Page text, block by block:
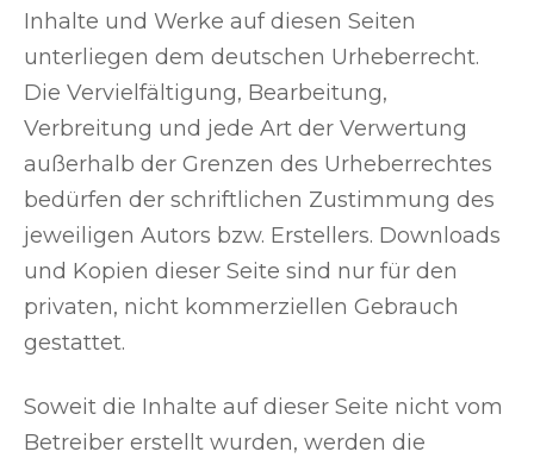
Inhalte und Werke auf diesen Seiten
unterliegen dem deutschen Urheberrecht.
Die Vervielfältigung, Bearbeitung,
Verbreitung und jede Art der Verwertung
außerhalb der Grenzen des Urheberrechtes
bedürfen der schriftlichen Zustimmung des
jeweiligen Autors bzw. Erstellers. Downloads
und Kopien dieser Seite sind nur für den
privaten, nicht kommerziellen Gebrauch
gestattet.
Soweit die Inhalte auf dieser Seite nicht vom
Betreiber erstellt wurden, werden die